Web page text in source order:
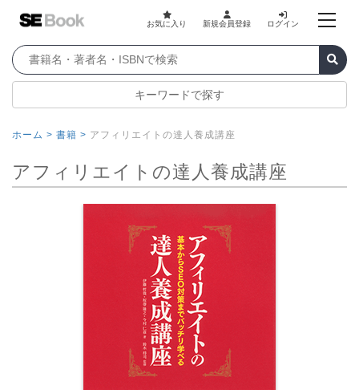
お気に入り 新規会員登録 ログイン
キーワードで探す
ホーム > 書籍 > アフィリエイトの達人養成講座
アフィリエイトの達人養成講座